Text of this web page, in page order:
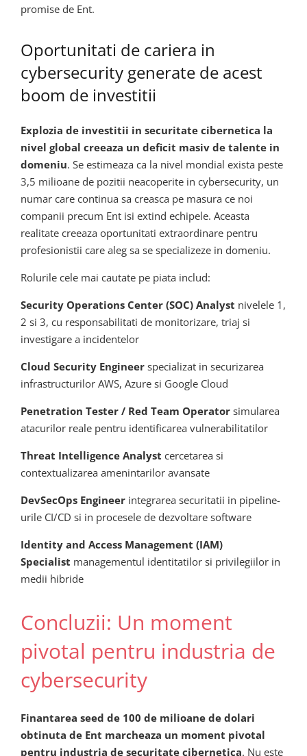
promise de Ent.
Oportunitati de cariera in
cybersecurity generate de acest
boom de investitii
Explozia de investitii in securitate cibernetica la
nivel global creeaza un deficit masiv de talente in
domeniu. Se estimeaza ca la nivel mondial exista peste
3,5 milioane de pozitii neacoperite in cybersecurity, un
numar care continua sa creasca pe masura ce noi
companii precum Ent isi extind echipele. Aceasta
realitate creeaza oportunitati extraordinare pentru
profesionistii care aleg sa se specializeze in domeniu.
Rolurile cele mai cautate pe piata includ:
Security Operations Center (SOC) Analyst nivelele 1,
2 si 3, cu responsabilitati de monitorizare, triaj si
investigare a incidentelor
Cloud Security Engineer specializat in securizarea
infrastructurilor AWS, Azure si Google Cloud
Penetration Tester / Red Team Operator simularea
atacurilor reale pentru identificarea vulnerabilitatilor
Threat Intelligence Analyst cercetarea si
contextualizarea amenintarilor avansate
DevSecOps Engineer integrarea securitatii in pipeline-
urile CI/CD si in procesele de dezvoltare software
Identity and Access Management (IAM)
Specialist managementul identitatilor si privilegiilor in
medii hibride
Concluzii: Un moment
pivotal pentru industria de
cybersecurity
Finantarea seed de 100 de milioane de dolari
obtinuta de Ent marcheaza un moment pivotal
pentru industria de securitate cibernetica. Nu este